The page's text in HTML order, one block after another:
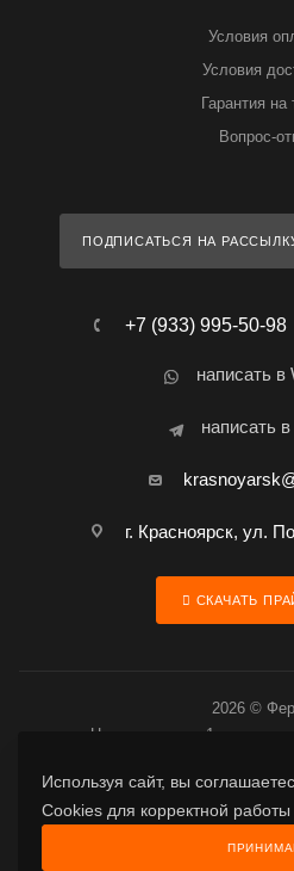
Условия
Условия
Гарантия на
Вопрос-
ПОДПИСАТЬСЯ НА
+7 (933) 995-50-98
написать в
написать
г. Красноярск, ул.
СКАЧАТЬ
2026 ©
Цена товара за 1 шт.
Используя сайт, вы
Cookies для корректной работы